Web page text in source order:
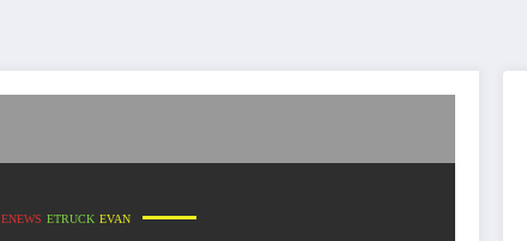
ENEWS ETRUCK EVAN